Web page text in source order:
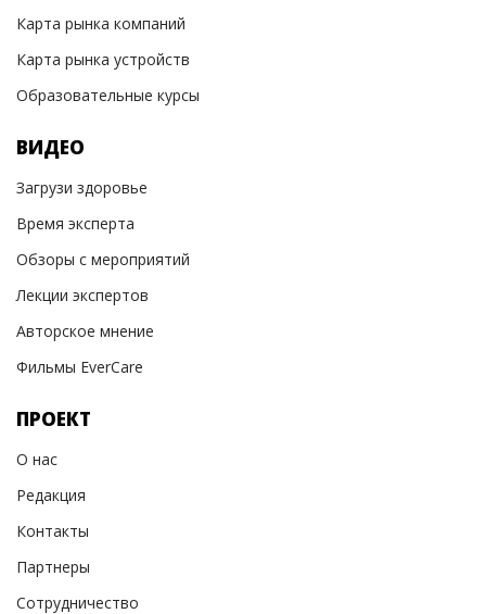
Карта рынка компаний
Карта рынка устройств
Образовательные курсы
ВИДЕО
Загрузи здоровье
Время эксперта
Обзоры с мероприятий
Лекции экспертов
Авторское мнение
Фильмы EverCare
ПРОЕКТ
О нас
Редакция
Контакты
Партнеры
Сотрудничество